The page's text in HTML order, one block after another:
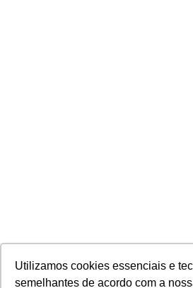
Utilizamos cookies essenciais e
semelhantes de acordo com a